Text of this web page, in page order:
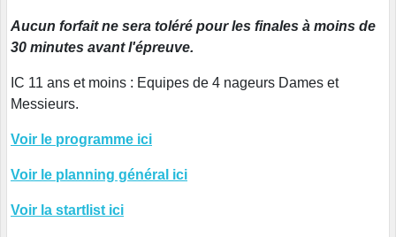
Aucun forfait ne sera toléré pour les finales à moins de
30 minutes avant l'épreuve.
IC 11 ans et moins : Equipes de 4 nageurs Dames et
Messieurs.
Voir le programme ici
Voir le planning général ici
Voir la startlist ici